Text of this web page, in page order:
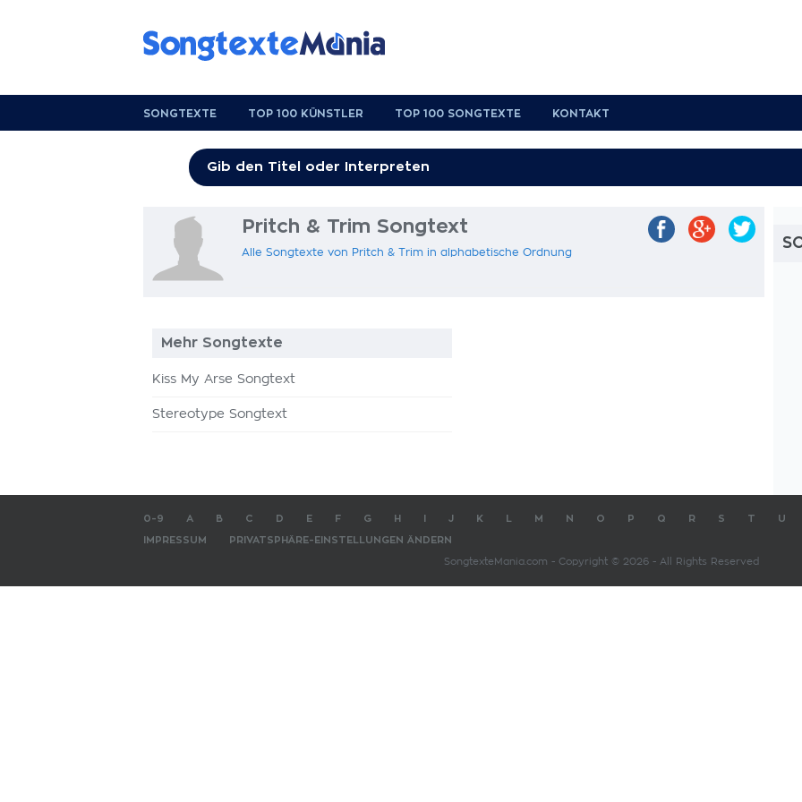
SONGTEXTE TOP 100 KÜNSTLER TOP 100 SONGTEXTE KONTAKT
Pritch & Trim Songtext
Alle Songtexte von Pritch & Trim in alphabetische Ordnung
Mehr Songtexte
Kiss My Arse Songtext
Stereotype Songtext
0-9 A B C D E F G H J K M N O P Q R S T U
IMPRESSUM PRIVATSPHÄRE-EINSTELLUNGEN ÄNDERN
SongtexteMania.com - Copyright © 2026 - All Rights Reserved